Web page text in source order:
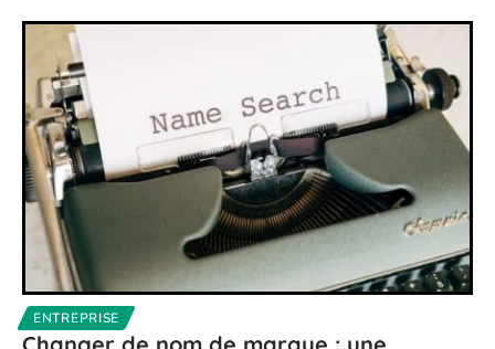
ENTREPRISE